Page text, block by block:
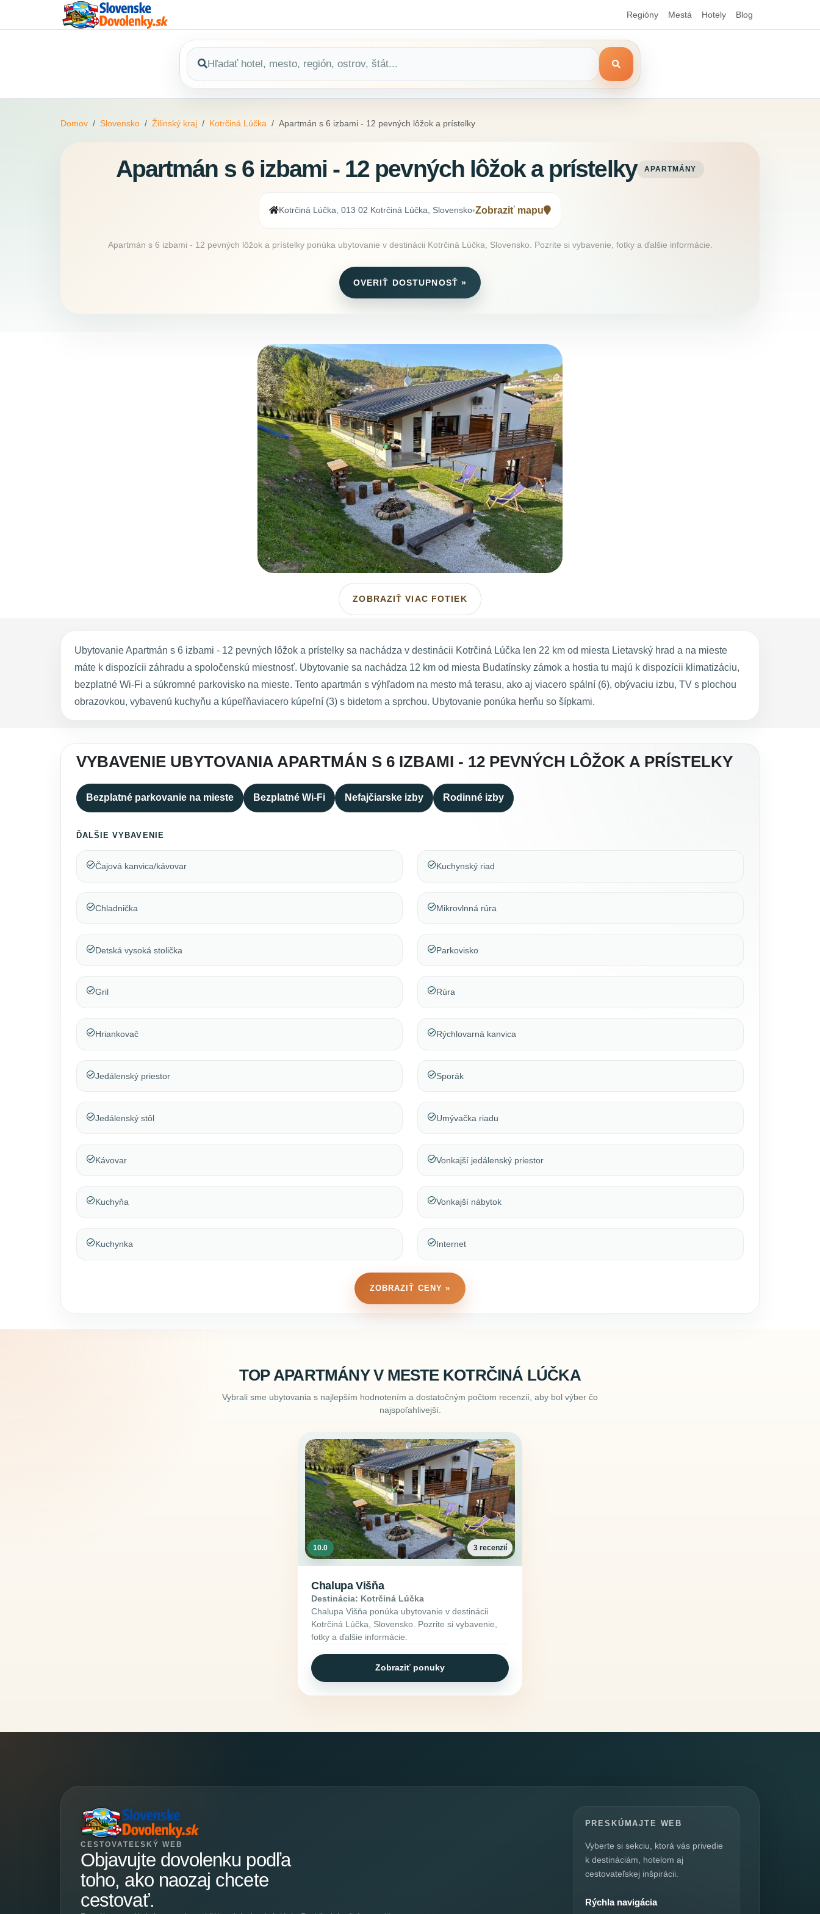
Regióny Mestá Hotely Blog
Domov Slovensko Žilinský kraj Kotrčiná Lúčka Apartmán s 6 izbami - 12 pevných lôžok a prístelky
Apartmán s 6 izbami - 12 pevných lôžok a prístelky APARTMÁNY
Kotrčiná Lúčka, 013 02 Kotrčiná Lúčka, Slovensko•Zobraziť mapu
Apartmán s 6 izbami - 12 pevných lôžok a prístelky ponúka ubytovanie v destinácii Kotrčiná Lúčka, Slovensko. Pozrite si vybavenie, fotky a ďalšie informácie.
OVERIŤ DOSTUPNOSŤ »
ZOBRAZIŤ VIAC FOTIEK
Ubytovanie Apartmán s 6 izbami - 12 pevných lôžok a prístelky sa nachádza v destinácii Kotrčiná Lúčka len 22 km od miesta Lietavský hrad a na mieste
máte k dispozícii záhradu a spoločenskú miestnosť. Ubytovanie sa nachádza 12 km od miesta Budatínsky zámok a hostia tu majú k dispozícii klimatizáciu,
bezplatné Wi-Fi a súkromné parkovisko na mieste. Tento apartmán s výhľadom na mesto má terasu, ako aj viacero spální (6), obývaciu izbu, TV s plochou
obrazovkou, vybavenú kuchyňu a kúpeľňaviacero kúpeľní (3) s bidetom a sprchou. Ubytovanie ponúka herňu so šípkami.
VYBAVENIE UBYTOVANIA APARTMÁN S 6 IZBAMI - 12 PEVNÝCH LÔŽOK A PRÍSTELKY
Bezplatné parkovanie na mieste Bezplatné Wi-Fi Nefajčiarske izby Rodinné izby
ĎALŠIE VYBAVENIE
Čajová kanvica/kávovar
Chladnička
Detská vysoká stolička
Gril
Hriankovač
Jedálenský priestor
Jedálenský stôl
Kávovar
Kuchyňa
Kuchynka
Kuchynský riad
Mikrovlnná rúra
Parkovisko
Rúra
Rýchlovarná kanvica
Sporák
Umývačka riadu
Vonkajší jedálenský priestor
Vonkajší nábytok
Internet
ZOBRAZIŤ CENY »
TOP APARTMÁNY V MESTE KOTRČINÁ LÚČKA
Vybrali sme ubytovania s najlepším hodnotením a dostatočným počtom recenzií, aby bol výber čo
najspoľahlivejší.
10.0 3 recenzií
Chalupa Višňa
Destinácia: Kotrčiná Lúčka
Chalupa Višňa ponúka ubytovanie v destinácii
Kotrčiná Lúčka, Slovensko. Pozrite si vybavenie,
fotky a ďalšie informácie.
Zobraziť ponuky
CESTOVATEĽSKÝ WEB
Objavujte dovolenku podľa
toho, ako naozaj chcete
cestovať.
PRESKÚMAJTE WEB
Vyberte si sekciu, ktorá vás privedie
k destináciám, hotelom aj
cestovateľskej inšpirácii.
Rýchla navigácia